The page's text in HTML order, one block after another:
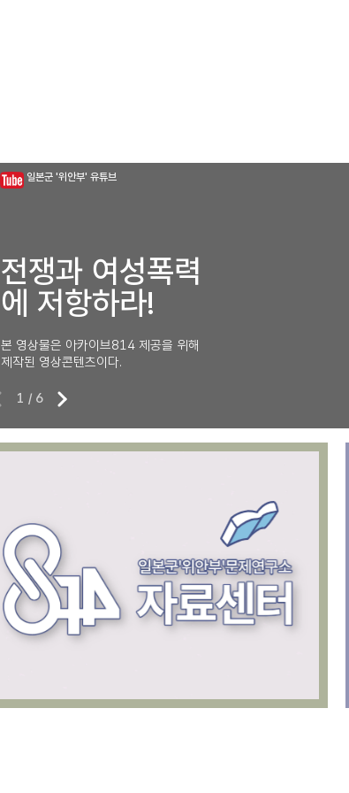
일본군 '위안부' 유튜브
전쟁과 여성폭력
에 저항하라!
본 영상물은 아카이브814 제공을 위해
제작된 영상콘텐츠이다.
1 / 6